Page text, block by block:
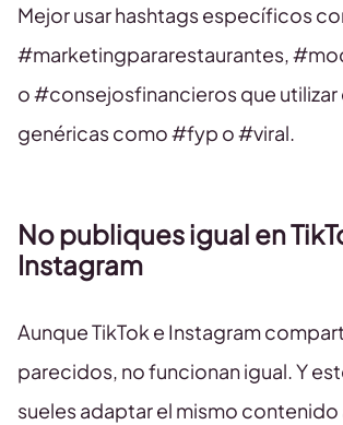
Mejor usar hashtags específicos
#marketingpararestaurantes,
o #consejosfinancieros que
genéricas como #fyp o #viral.
No publiques igual en
Instagram
Aunque TikTok e Instagram
parecidos, no funcionan igual. Y
sueles adaptar el mismo contenido